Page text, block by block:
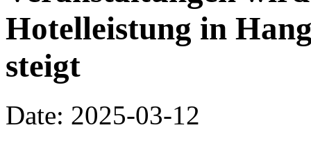
Hotelleistung in
steigt
Date: 2025-03-12